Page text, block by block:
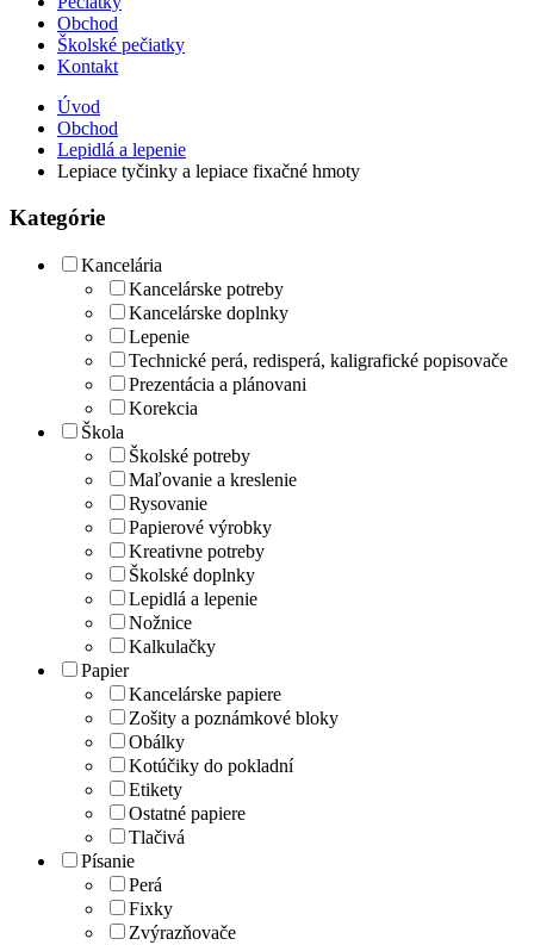
Obchod
Školské pečiatky
Kontakt
Úvod
Obchod
Lepidlá a lepenie
Lepiace tyčinky a lepiace fixačné hmoty
Kategórie
Kancelária
Kancelárske potreby
Kancelárske doplnky
Lepenie
Technické perá, redisperá, kaligrafické popisovače
Prezentácia a plánovani
Korekcia
Škola
Školské potreby
Maľovanie a kreslenie
Rysovanie
Papierové výrobky
Kreativne potreby
Školské doplnky
Lepidlá a lepenie
Nožnice
Kalkulačky
Papier
Kancelárske papiere
Zošity a poznámkové bloky
Obálky
Kotúčiky do pokladní
Etikety
Ostatné papiere
Tlačivá
Písanie
Perá
Fixky
Zvýrazňovače